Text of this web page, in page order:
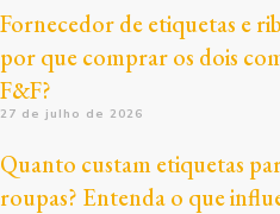
Fornecedor de etiquetas e
por que comprar os dois
F&F?
27 de julho de 2026
Quanto custam etiquetas
roupas? Entenda o que